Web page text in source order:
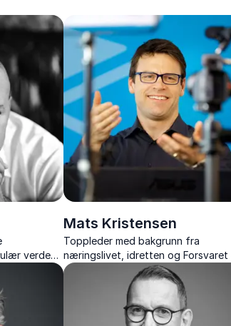
er som
individer
for å skape verdi gjennom effektiv
ledelse.
verden
og
Mats Kristensen
Toppleder med bakgrunn fra
næringslivet, idretten og Forsvaret
er ekspert på jobbrelatert trening og